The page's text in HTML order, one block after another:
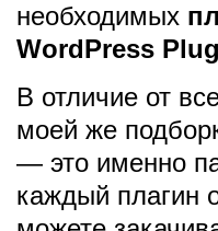
необходимых
WordPress
В отличие от
моей же
— это именно
каждый плагин